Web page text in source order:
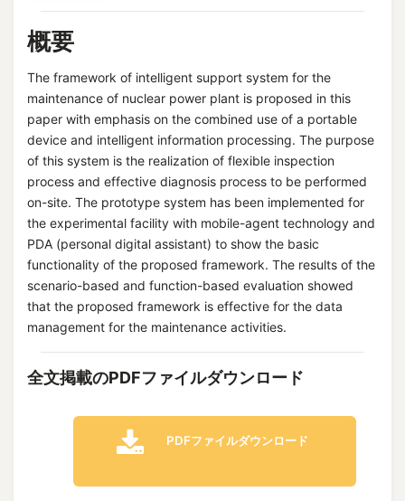
概要
The framework of intelligent support system for the
maintenance of nuclear power plant is proposed in this
paper with emphasis on the combined use of a portable
device and intelligent information processing. The purpose
of this system is the realization of flexible inspection
process and effective diagnosis process to be performed
on-site. The prototype system has been implemented for
the experimental facility with mobile-agent technology and
PDA (personal digital assistant) to show the basic
functionality of the proposed framework. The results of the
scenario-based and function-based evaluation showed
that the proposed framework is effective for the data
management for the maintenance activities.
全文掲載のPDFファイルダウンロード
PDFファイルダウンロード